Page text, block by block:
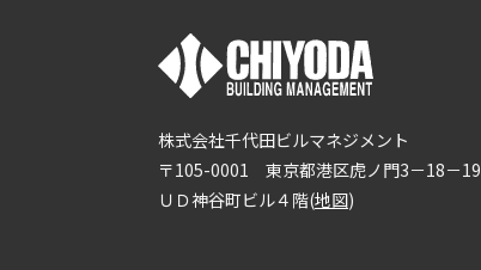
株式会社千代田ビルマネジメント
〒105-0001 東京都港区虎ノ門3－18－19
ＵＤ神谷町ビル４階(地図)